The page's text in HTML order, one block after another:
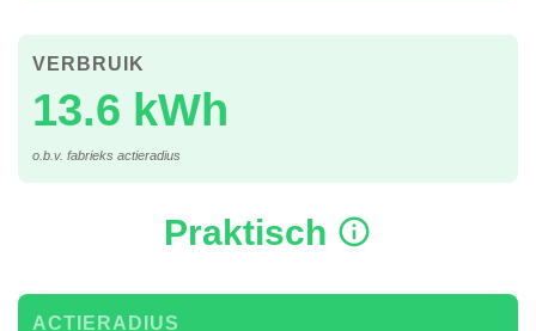
13.6 kWh
VERBRUIK
o.b.v. fabrieks actieradius
Praktisch
ACTIERADIUS